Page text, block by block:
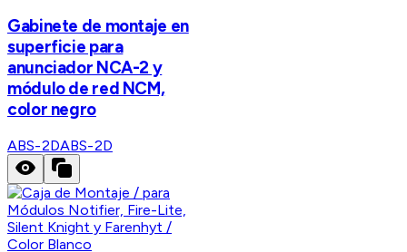
Gabinete de montaje en
superficie para
anunciador NCA-2 y
módulo de red NCM,
color negro
ABS-2DABS-2D